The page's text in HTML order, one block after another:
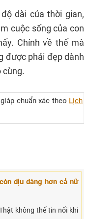
dài của thời gian,
cuộc sống của con
Chính về thế mà
được phái đẹp dành
cùng.
chuẩn xác theo Lịch
dịu dàng hơn cả nữ
không thể tin nổi khi